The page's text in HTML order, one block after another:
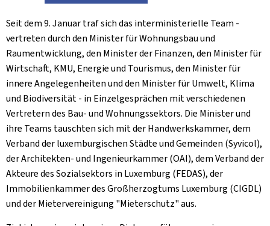
Seit dem 9. Januar traf sich das interministerielle Team -
vertreten durch den Minister für Wohnungsbau und
Raumentwicklung, den Minister der Finanzen, den Minister für
Wirtschaft, KMU, Energie und Tourismus, den Minister für
innere Angelegenheiten und den Minister für Umwelt, Klima
und Biodiversität - in Einzelgesprächen mit verschiedenen
Vertretern des Bau- und Wohnungssektors. Die Minister und
ihre Teams tauschten sich mit der Handwerkskammer, dem
Verband der luxemburgischen Städte und Gemeinden (Syvicol),
der Architekten- und Ingenieurkammer (OAI), dem Verband der
Akteure des Sozialsektors in Luxemburg (FEDAS), der
Immobilienkammer des Großherzogtums Luxemburg (CIGDL)
und der Mietervereinigung "Mieterschutz" aus.